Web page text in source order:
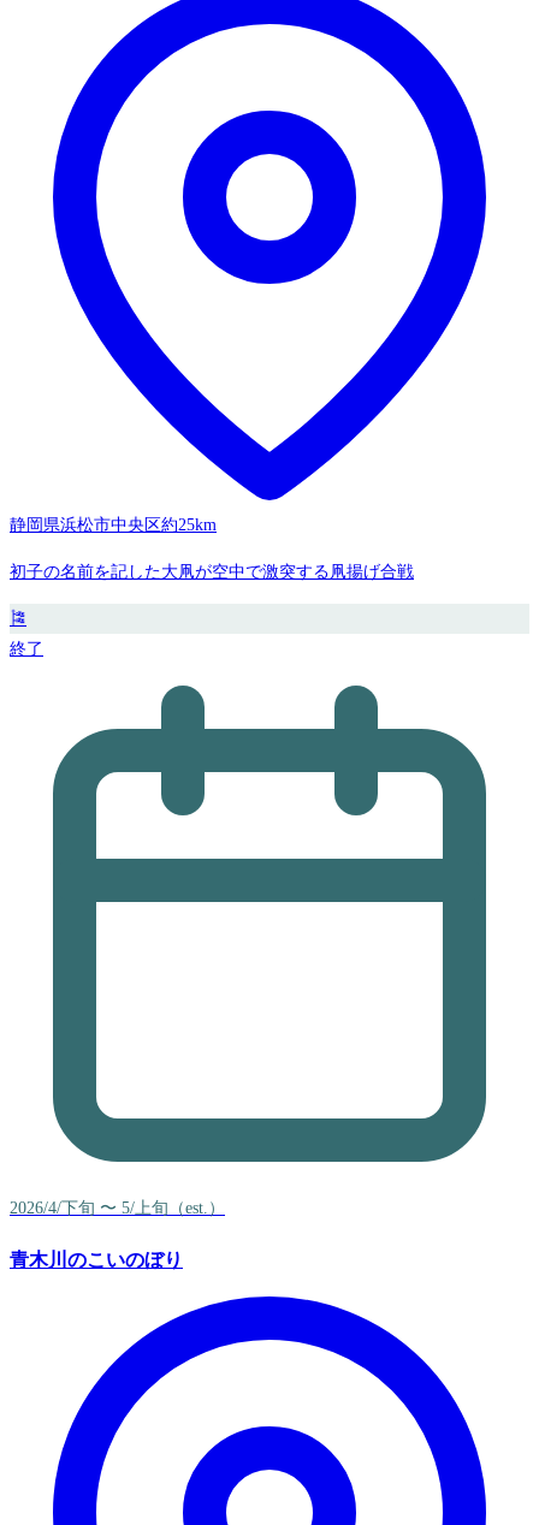
静岡県浜松市中央区約25km
初子の名前を記した大凧が空中で激突する凧揚げ合戦
🎏
終了
2026/4/下旬 〜 5/上旬（est.）
青木川のこいのぼり